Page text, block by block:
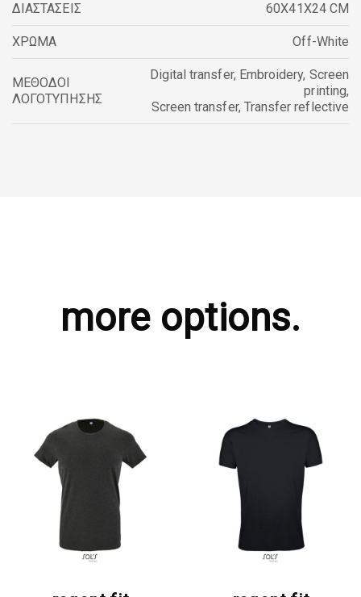
ΔΙΑΣΤΑΣΕΙΣ 60X41X24 CM
ΧΡΩΜΑ Off-White
ΜΕΘΟΔΟΙ
ΛΟΓΟΤΥΠΗΣΗΣ
Digital transfer, Embroidery, Screen
printing,
Screen transfer, Transfer reflective
more options.